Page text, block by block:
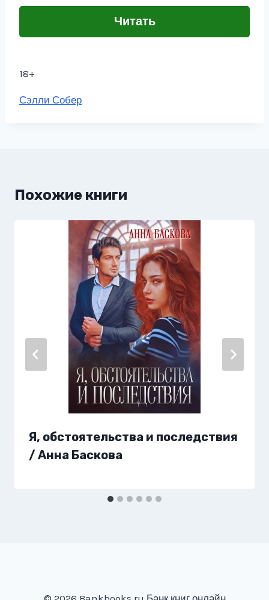
Читать
18+
Метки
Сэлли Собер
Похожие книги
Я, обстоятельства и последствия
/ Анна Баскова